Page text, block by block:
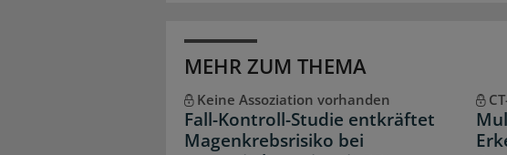
MEHR ZUM THEMA
Keine Assoziation vorhanden
Fall-Kontroll-Studie entkräftet
Magenkrebsrisiko bei